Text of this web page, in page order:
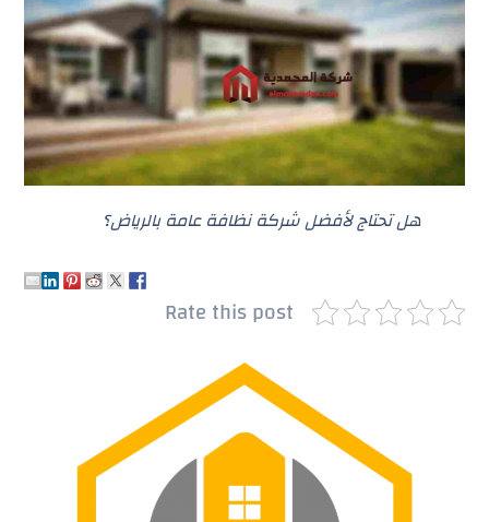
هل تحتاج لأفضل شركة نظافة عامة بالرياض؟
Rate this post